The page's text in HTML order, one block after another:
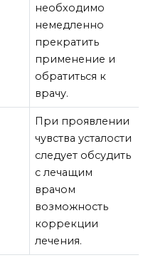
необходимо
немедленно
прекратить
применение и
обратиться к
врачу.
При проявлении
чувства усталости
следует обсудить
с лечащим
врачом
возможность
коррекции
лечения.